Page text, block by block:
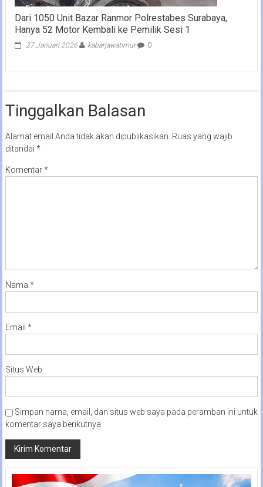
Dari 1050 Unit Bazar Ranmor Polrestabes Surabaya,
Hanya 52 Motor Kembali ke Pemilik Sesi 1
27 Januari 2026 kabarjawatimur 0
Tinggalkan Balasan
Alamat email Anda tidak akan dipublikasikan. Ruas yang wajib
ditandai *
Komentar*
Nama *
Email *
Situs Web
Simpan nama, email, dan situs web saya pada peramban ini untuk
komentar saya berikutnya.